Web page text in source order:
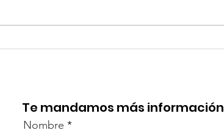
¡Acapulco y Guerrero se
Te mandamos más información
Nombre